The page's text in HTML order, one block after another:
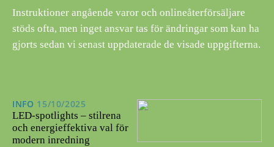
Instruktioner angående varor och onlineåterförsäljare
stöds ofta, men inget ansvar tas för ändringar som kan ha
gjorts sedan vi senast uppdaterade de visade uppgifterna.
INFO 15/10/2025
LED-spotlights – stilrena
och energieffektiva val för
modern inredning